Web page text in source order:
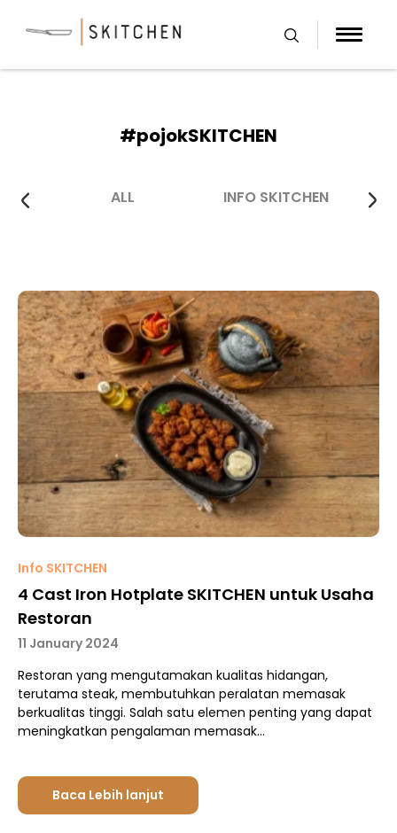
#pojokSKITCHEN
ALL INFO SKITCHEN
Info SKITCHEN
4 Cast Iron Hotplate SKITCHEN untuk Usaha
Restoran
11 January 2024
Restoran yang mengutamakan kualitas hidangan,
terutama steak, membutuhkan peralatan memasak
berkualitas tinggi. Salah satu elemen penting yang dapat
meningkatkan pengalaman memasak…
Baca Lebih lanjut